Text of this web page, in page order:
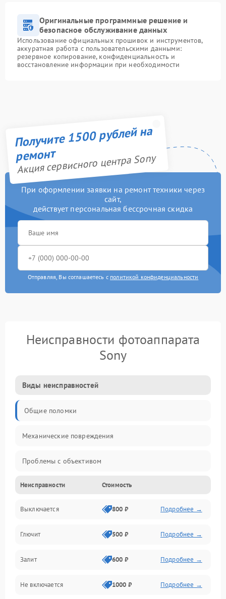
Оригинальные программные решение и
безопасное обслуживание данных
Использование официальных прошивок и инструментов,
аккуратная работа с пользовательскими данными:
резервное копирование, конфиденциальность и
восстановление информации при необходимости
Получите 1500 рублей на
ремонт
Акция сервисного центра Sony
При оформлении заявки на ремонт техники через
сайт,
действует персональная бессрочная скидка
Отправляя, Вы соглашаетесь с политикой конфиденциальности
Неисправности фотоаппарата
Sony
Виды неисправностей
Общие поломки
Механические повреждения
Проблемы с объективом
Электронные ошибки
Механические проблемы
Матрица и оптика
Питание и питание цепей
Проблемы с картами памяти
Неисправности Стоимость
Выключается 800 ₽ Подробнее →
Глючит 500 ₽ Подробнее →
Залит 600 ₽ Подробнее →
Не включается 1000 ₽ Подробнее →